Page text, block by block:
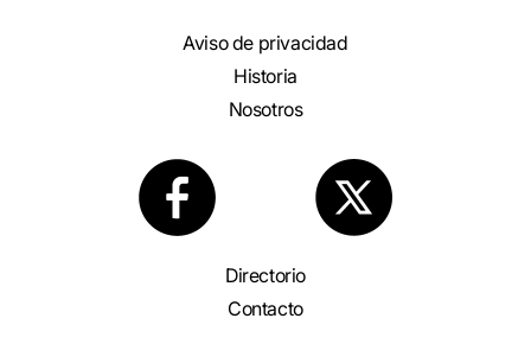
Aviso de privacidad
Historia
Nosotros
Directorio
Contacto